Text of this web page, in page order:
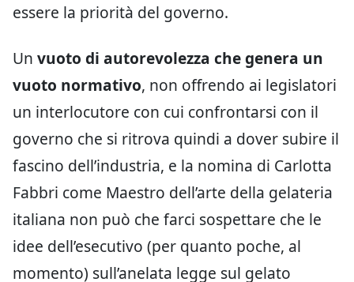
essere la priorità del governo.
Un vuoto di autorevolezza che genera un
vuoto normativo, non offrendo ai legislatori
un interlocutore con cui confrontarsi con il
governo che si ritrova quindi a dover subire il
fascino dell’industria, e la nomina di Carlotta
Fabbri come Maestro dell’arte della gelateria
italiana non può che farci sospettare che le
idee dell’esecutivo (per quanto poche, al
momento) sull’anelata legge sul gelato